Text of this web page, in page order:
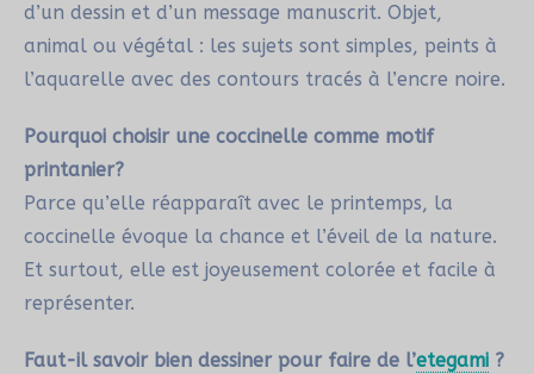
d’un dessin et d’un message manuscrit. Objet,
animal ou végétal : les sujets sont simples, peints à
l’aquarelle avec des contours tracés à l’encre noire.
Pourquoi choisir une coccinelle comme motif
printanier?
Parce qu’elle réapparaît avec le printemps, la
coccinelle évoque la chance et l’éveil de la nature.
Et surtout, elle est joyeusement colorée et facile à
représenter.
Faut-il savoir bien dessiner pour faire de l’etegami ?